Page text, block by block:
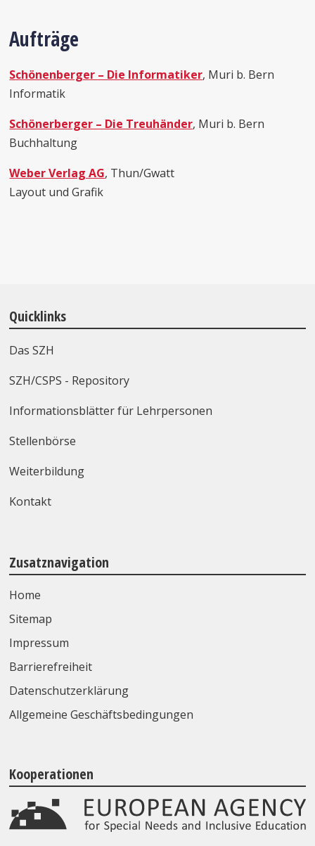
Aufträge
Schönenberger – Die Informatiker, Muri b. Bern
Informatik
Schönerberger – Die Treuhänder, Muri b. Bern
Buchhaltung
Weber Verlag AG, Thun/Gwatt
Layout und Grafik
Quicklinks
Das SZH
SZH/CSPS - Repository
Informationsblätter für Lehrpersonen
Stellenbörse
Weiterbildung
Kontakt
Zusatznavigation
Home
Sitemap
Impressum
Barrierefreiheit
Datenschutzerklärung
Allgemeine Geschäftsbedingungen
Kooperationen